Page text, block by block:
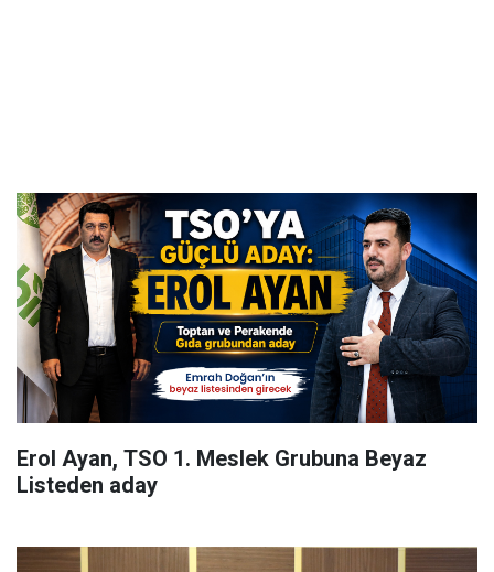
Erol Ayan, TSO 1. Meslek Grubuna Beyaz
Listeden aday